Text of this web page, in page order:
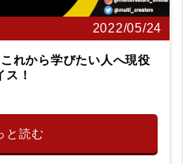
2022/05/24
れから学びたい人へ現役
！
と読む